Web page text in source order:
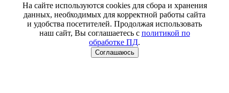
На сайте используются cookies для сбора и хранения
данных, необходимых для корректной работы сайта
и удобства посетителей. Продолжая использовать
наш сайт, Вы соглашаетесь с политикой по
обработке ПД.
Соглашаюсь